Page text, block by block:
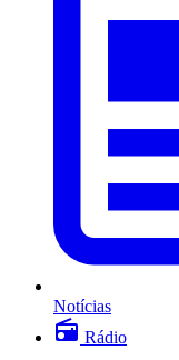
Notícias
Rádio